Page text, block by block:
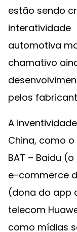
estão sendo
interatividade
automotiva
chamativo
pelos
A
China, como
BAT – Baidu
e-commerce
(dona do app
telecom
como mídias